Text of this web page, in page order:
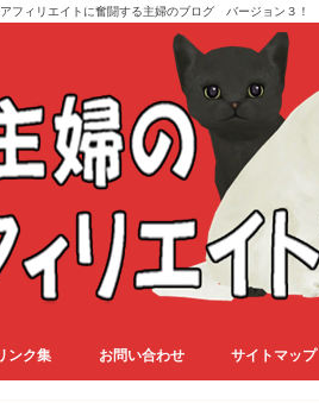
フィリエイトに奮闘する主婦のブログ バージョン３！
ンク集 お問い合わせ サイトマップ